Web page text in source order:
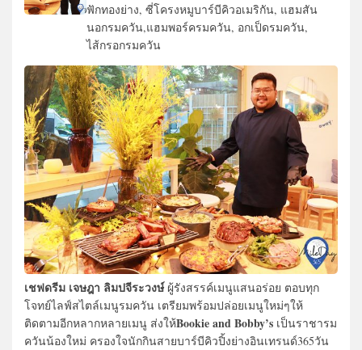
ฟักทองย่าง, ซี่โครงหมูบาร์บีคิวอเมริกัน, แฮมสัน
นอกรมควัน,แฮมพอร์ครมควัน, อกเป็ดรมควัน,
ไส้กรอกรมควัน
เชฟดรีม เจษฎา ลิมปจีระวงษ์ ผู้รังสรรค์เมนูแสนอร่อย ตอบทุก
โจทย์ไลฟ์สไตล์เมนูรมควัน เตรียมพร้อมปล่อยเมนูใหม่ๆให้
ติดตามอีกหลากหลายเมนู ส่งให้Bookie and Bobby’s เป็นราชารม
ควันน้องใหม่ ครองใจนักกินสายบาร์บีคิวปิ้งย่างอินเทรนด์365วัน